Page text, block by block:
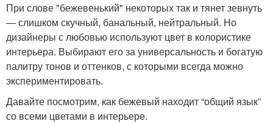
При слове "бежевенький" некоторых так и тянет зевнуть
— слишком скучный, банальный, нейтральный. Но
дизайнеры с любовью используют цвет в колористике
интерьера. Выбирают его за универсальность и богатую
палитру тонов и оттенков, с которыми всегда можно
экспериментировать.
Давайте посмотрим, как бежевый находит “общий язык”
со всеми цветами в интерьере.